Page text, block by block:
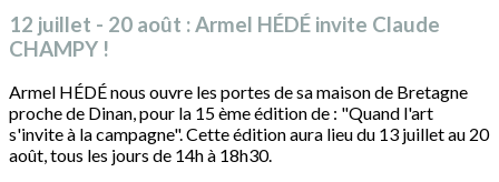
12 juillet - 20 août : Armel HÉDÉ invite Claude
CHAMPY !
Armel HÉDÉ nous ouvre les portes de sa maison de Bretagne
proche de Dinan, pour la 15 ème édition de : "Quand l'art
s'invite à la campagne". Cette édition aura lieu du 13 juillet au 20
août, tous les jours de 14h à 18h30.